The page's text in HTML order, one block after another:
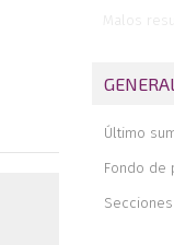
Malos
seguimiento
Estudio
GENERAL
Último
Fondo de